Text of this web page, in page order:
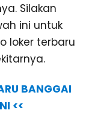
Silakan
ini untuk
loker terbaru
BANGGAI
<<